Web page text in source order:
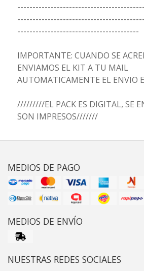
----------------------------------------
IMPORTANTE: CUANDO SE
ENVIAMOS EL KIT A TU MAIL
AUTOMATICAMENTE EL ENVIO
/////////EL PACK ES DIGITAL, SE
SON IMPRESOS///////
MEDIOS DE PAGO
MEDIOS DE ENVÍO
NUESTRAS REDES SOCIALES